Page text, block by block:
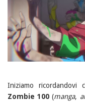
Iniziamo
Zombie 100 (manga,